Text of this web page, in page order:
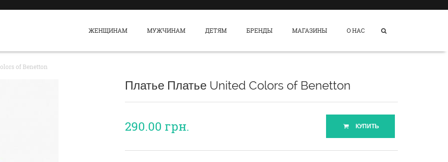
ЖЕНЩИНАМ МУЖЧИНАМ ДЕТЯМ БРЕНДЫ МАГАЗИНЫ О НАС
of Benetton
Платье Платье United Colors of Benetton
290.00 грн. КУПИТЬ